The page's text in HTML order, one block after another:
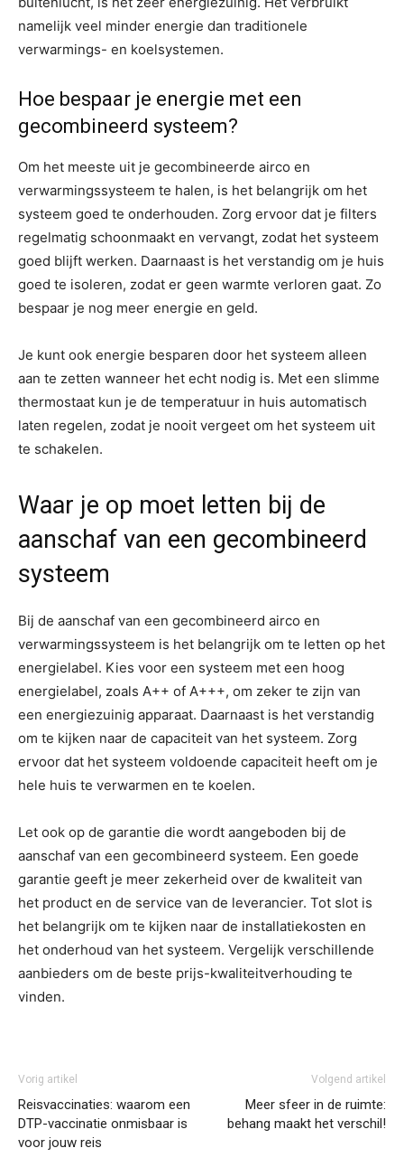
namelijk veel minder energie dan traditionele
verwarmings- en koelsystemen.
Hoe bespaar je energie met een
gecombineerd systeem?
Om het meeste uit je gecombineerde airco en
verwarmingssysteem te halen, is het belangrijk om het
systeem goed te onderhouden. Zorg ervoor dat je filters
regelmatig schoonmaakt en vervangt, zodat het systeem
goed blijft werken. Daarnaast is het verstandig om je huis
goed te isoleren, zodat er geen warmte verloren gaat. Zo
bespaar je nog meer energie en geld.
Je kunt ook energie besparen door het systeem alleen
aan te zetten wanneer het echt nodig is. Met een slimme
thermostaat kun je de temperatuur in huis automatisch
laten regelen, zodat je nooit vergeet om het systeem uit
te schakelen.
Waar je op moet letten bij de
aanschaf van een gecombineerd
systeem
Bij de aanschaf van een gecombineerd airco en
verwarmingssysteem is het belangrijk om te letten op het
energielabel. Kies voor een systeem met een hoog
energielabel, zoals A++ of A+++, om zeker te zijn van
een energiezuinig apparaat. Daarnaast is het verstandig
om te kijken naar de capaciteit van het systeem. Zorg
ervoor dat het systeem voldoende capaciteit heeft om je
hele huis te verwarmen en te koelen.
Let ook op de garantie die wordt aangeboden bij de
aanschaf van een gecombineerd systeem. Een goede
garantie geeft je meer zekerheid over de kwaliteit van
het product en de service van de leverancier. Tot slot is
het belangrijk om te kijken naar de installatiekosten en
het onderhoud van het systeem. Vergelijk verschillende
aanbieders om de beste prijs-kwaliteitverhouding te
vinden.
Vorig artikel
Reisvaccinaties: waarom een
DTP-vaccinatie onmisbaar is
voor jouw reis
Volgend artikel
Meer sfeer in de ruimte:
behang maakt het verschil!